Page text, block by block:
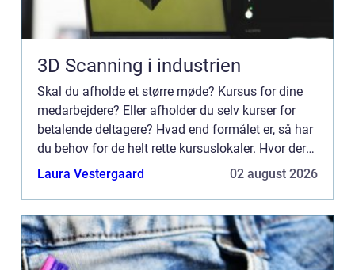
3D Scanning i industrien
Skal du afholde et større møde? Kursus for dine
medarbejdere? Eller afholder du selv kurser for
betalende deltagere? Hvad end formålet er, så har
du behov for de helt rette kursuslokaler. Hvor der
er plads til dine deltagern...
Laura Vestergaard 02 august 2026